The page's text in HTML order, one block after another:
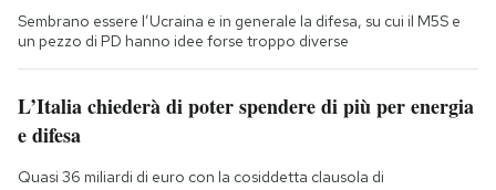
Sembrano essere l’Ucraina e in generale la difesa, su cui il M5S e
un pezzo di PD hanno idee forse troppo diverse
L’Italia chiederà di poter spendere di più per energia
e difesa
Quasi 36 miliardi di euro con la cosiddetta clausola di